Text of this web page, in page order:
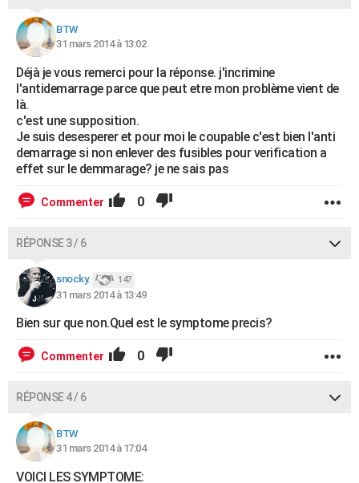
BTW
31 mars 2014 à 13:02
Déjà je vous remerci pour la réponse. j'incrimine
l'antidemarrage parce que peut etre mon problème vient de
là.
c'est une supposition.
Je suis desesperer et pour moi le coupable c'est bien l'anti
demarrage si non enlever des fusibles pour verification a
effet sur le demmarage? je ne sais pas
Commenter 0
RÉPONSE 3 / 6
snocky. 147
31 mars 2014 à 13:49
Bien sur que non.Quel est le symptome precis?
Commenter 0
RÉPONSE 4 / 6
BTW
31 mars 2014 à 17:04
VOICI LES SYMPTOME: